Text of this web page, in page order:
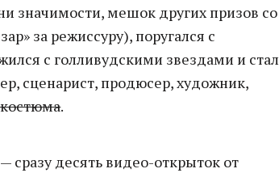
значимости, мешок других призов со
за режиссуру), поругался с
с голливудскими звездами и стал
сценарист, продюсер, художник,
костюма.
сразу десять видео-открыток от